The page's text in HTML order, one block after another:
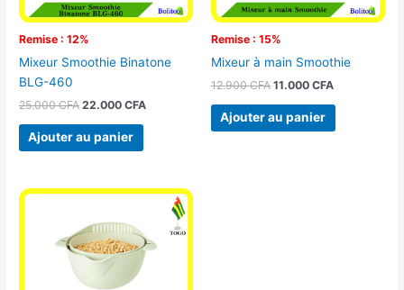
Remise : 12%
Mixeur Smoothie Binatone
BLG-460
25.000CFA 22.000CFA
Ajouter au panier
Remise : 15%
Mixeur à main Smoothie
12.900CFA 11.000 CFA
Ajouter au panier